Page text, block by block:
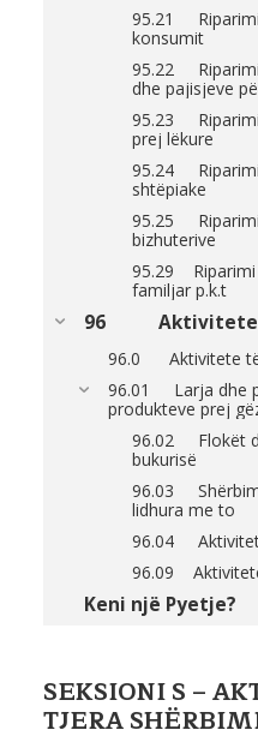
95.21 Riparimi
konsumit
95.22 Riparimi
dhe pajisjeve
95.23 Riparimi
prej lëkure
95.24 Riparimi
shtëpiake
95.25 Riparimi
bizhuterive
95.29 Riparimi
familjar p.k.t
96
96.0 Aktivitete të
96.01 Larja dhe
produkteve prej
96.02 Flokët
bukurisë
96.03
lidhura me to
96.04
96.09
Keni një Pyetje?
SEKSIONI S –
TJERA